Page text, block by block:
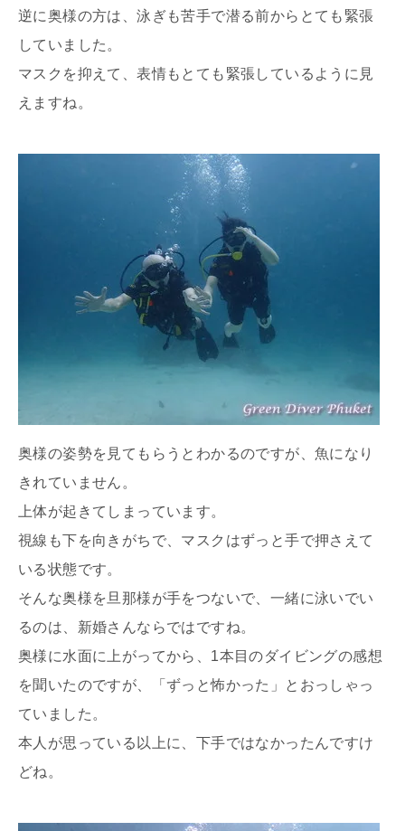
逆に奥様の方は、泳ぎも苦手で潜る前からとても緊張
していました。
マスクを抑えて、表情もとても緊張しているように見
えますね。
奥様の姿勢を見てもらうとわかるのですが、魚になり
きれていません。
上体が起きてしまっています。
視線も下を向きがちで、マスクはずっと手で押さえて
いる状態です。
そんな奥様を旦那様が手をつないで、一緒に泳いでい
るのは、新婚さんならではですね。
奥様に水面に上がってから、1本目のダイビングの感想
を聞いたのですが、「ずっと怖かった」とおっしゃっ
ていました。
本人が思っている以上に、下手ではなかったんですけ
どね。